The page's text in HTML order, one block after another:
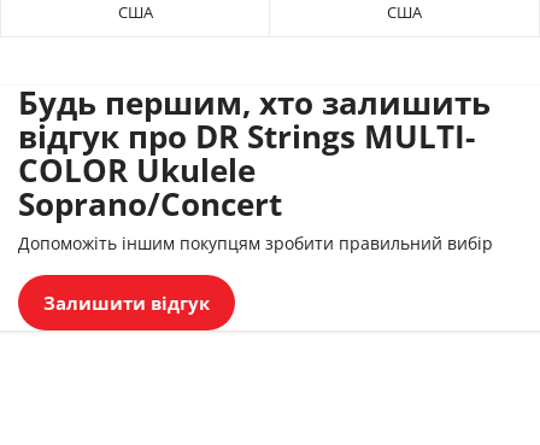
США США
Будь першим, хто залишить
відгук про DR Strings MULTI-
COLOR Ukulele
Soprano/Concert
Допоможіть іншим покупцям зробити правильний вибір
Залишити відгук